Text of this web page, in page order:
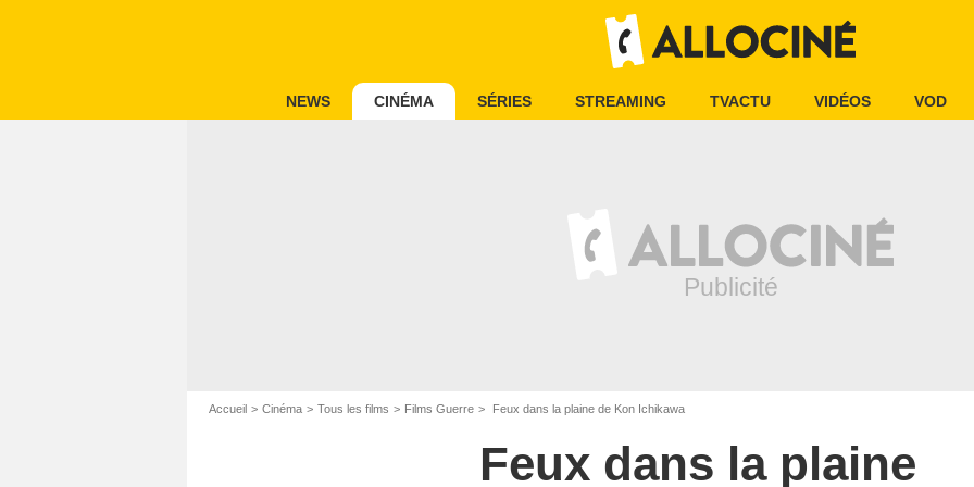
NEWS CINÉMA SÉRIES STREAMING TVACTU VIDÉOS VOD
Accueil Cinéma Tous les films Films Guerre Feux dans la plaine de Kon Ichikawa
Feux dans la plaine